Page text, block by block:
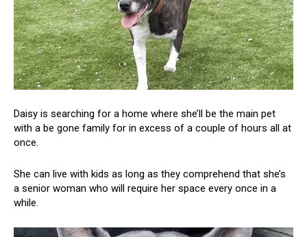
Daisy is searching for a home where she’ll be the main pet
with a be gone family for in excess of a couple of hours all at
once.
She can live with kids as long as they comprehend that she’s
a senior woman who will require her space every once in a
while.